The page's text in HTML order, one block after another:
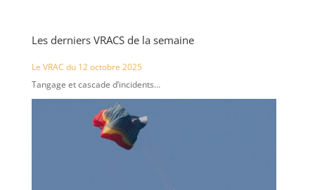
Les derniers VRACS de la semaine
Le VRAC du 12 octobre 2025
Tangage et cascade d’incidents…